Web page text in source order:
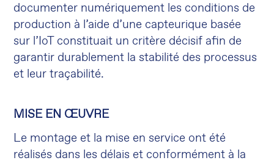
documenter numériquement les conditions de
production à l’aide d’une capteurique basée
sur l’IoT constituait un critère décisif afin de
garantir durablement la stabilité des processus
et leur traçabilité.
MISE EN ŒUVRE
Le montage et la mise en service ont été
réalisés dans les délais et conformément à la